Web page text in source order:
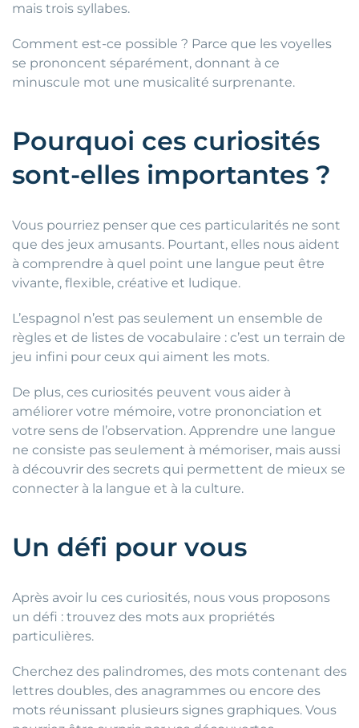
mais trois syllabes.
Comment est-ce possible ? Parce que les voyelles
se prononcent séparément, donnant à ce
minuscule mot une musicalité surprenante.
Pourquoi ces curiosités
sont-elles importantes ?
Vous pourriez penser que ces particularités ne sont
que des jeux amusants. Pourtant, elles nous aident
à comprendre à quel point une langue peut être
vivante, flexible, créative et ludique.
L’espagnol n’est pas seulement un ensemble de
règles et de listes de vocabulaire : c’est un terrain de
jeu infini pour ceux qui aiment les mots.
De plus, ces curiosités peuvent vous aider à
améliorer votre mémoire, votre prononciation et
votre sens de l’observation. Apprendre une langue
ne consiste pas seulement à mémoriser, mais aussi
à découvrir des secrets qui permettent de mieux se
connecter à la langue et à la culture.
Un défi pour vous
Après avoir lu ces curiosités, nous vous proposons
un défi : trouvez des mots aux propriétés
particulières.
Cherchez des palindromes, des mots contenant des
lettres doubles, des anagrammes ou encore des
mots réunissant plusieurs signes graphiques. Vous